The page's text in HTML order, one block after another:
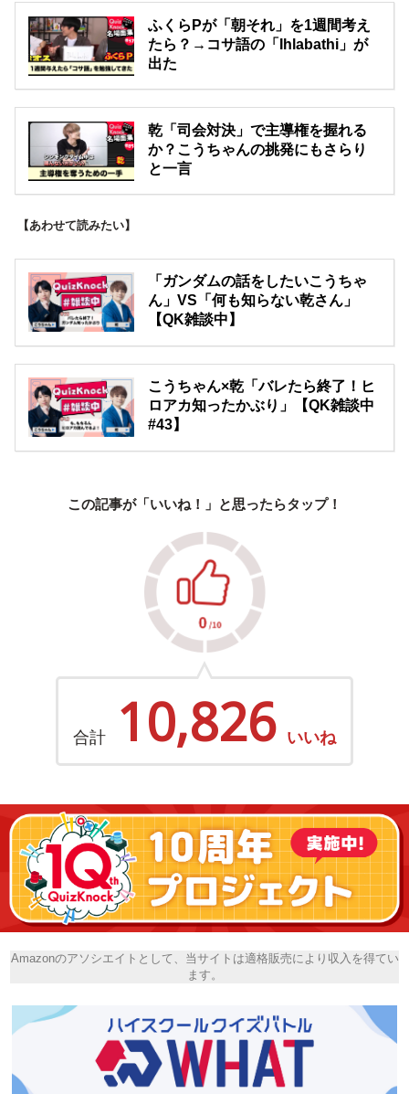
ふくらPが「朝それ」を1週間考え
たら？→コサ語の「Ihlabathi」が
出た
乾「司会対決」で主導権を握れる
か？こうちゃんの挑発にもさらり
と一言
【あわせて読みたい】
「ガンダムの話をしたいこうちゃ
ん」VS「何も知らない乾さん」
【QK雑談中】
こうちゃん×乾「バレたら終了！ヒ
ロアカ知ったかぶり」【QK雑談中
#43】
この記事が「いいね！」と思ったらタップ！
合計 10,826 いいね
Amazonのアソシエイトとして、当サイトは適格販売により収入を得てい
ます。